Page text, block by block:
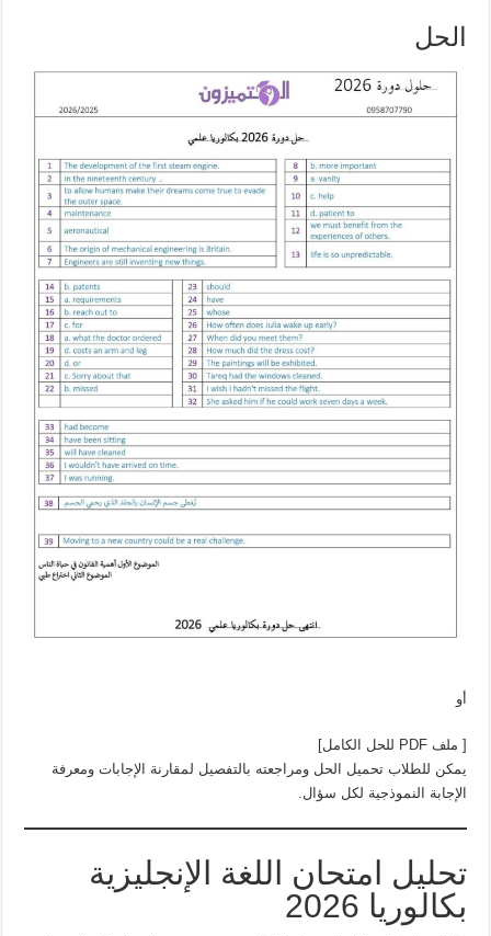
الحل
أو
[ ملف PDF للحل الكامل]
يمكن للطلاب تحميل الحل ومراجعته بالتفصيل لمقارنة الإجابات ومعرفة
الإجابة النموذجية لكل سؤال.
تحليل امتحان اللغة الإنجليزية
بكالوريا 2026